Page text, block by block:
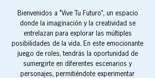
Bienvenidos a "Vive Tu Futuro", un espacio
donde la imaginación y la creatividad se
entrelazan para explorar las múltiples
posibilidades de la vida. En este emocionante
juego de roles, tendrás la oportunidad de
sumergirte en diferentes escenarios y
personajes, permitiéndote experimentar